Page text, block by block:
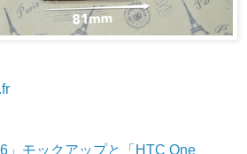
」モックアップと「HTC One